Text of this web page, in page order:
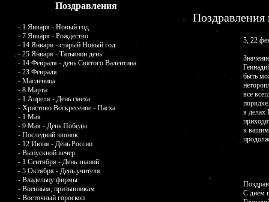
Поздравления
- 1 Января - Новый год
- 7 Января - Рождество
- 14 Января - старый Новый год
- 25 Января - Татьянин день
- 14 Февраля - день Святого Валентина
- 23 Февраля
- Масленица
- 8 Марта
- 1 Апреля - День смеха
- Христово Воскресение - Пасха
- 1 Мая
- 9 Мая - День Победы
- Последний звонок
- 12 Июня - День России
- Выпускной вечер
- 1 Сентября - День знаний
- 5 Октября - День учителя
- Владельцу фирмы
- Военным, призывникам
- Восточный гороскоп
5, 22
быть
все
в делах
к
С днем